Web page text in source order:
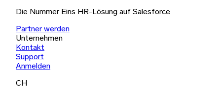
Die Nummer Eins HR-Lösung auf Salesforce
Partner werden
Unternehmen
Kontakt
Support
Anmelden
CH